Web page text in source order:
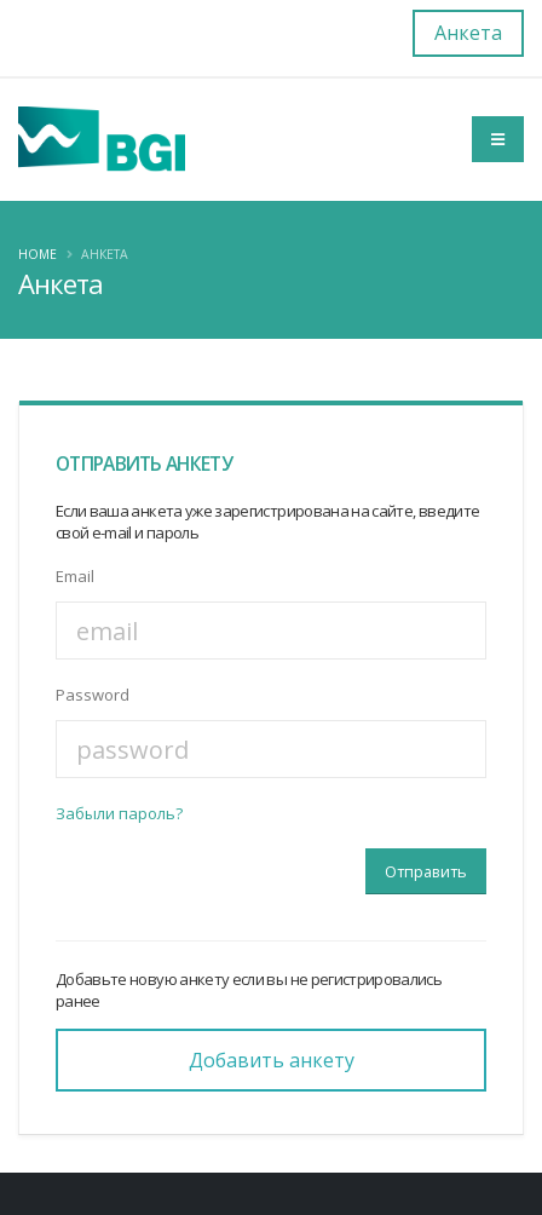
Анкета
Анкета
HOME АНКЕТА
ОТПРАВИТЬ АНКЕТУ
Если ваша анкета уже зарегистрирована на сайте, введите
свой e-mail и пароль
Email
Password
Забыли пароль?
Добавьте новую анкету если вы не регистрировались
ранее
Добавить анкету